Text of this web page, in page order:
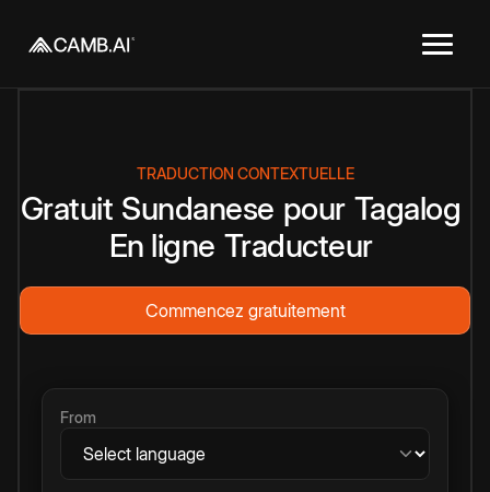
TRADUCTION CONTEXTUELLE
Gratuit Sundanese pour Tagalog
En ligne Traducteur
Commencez gratuitement
From